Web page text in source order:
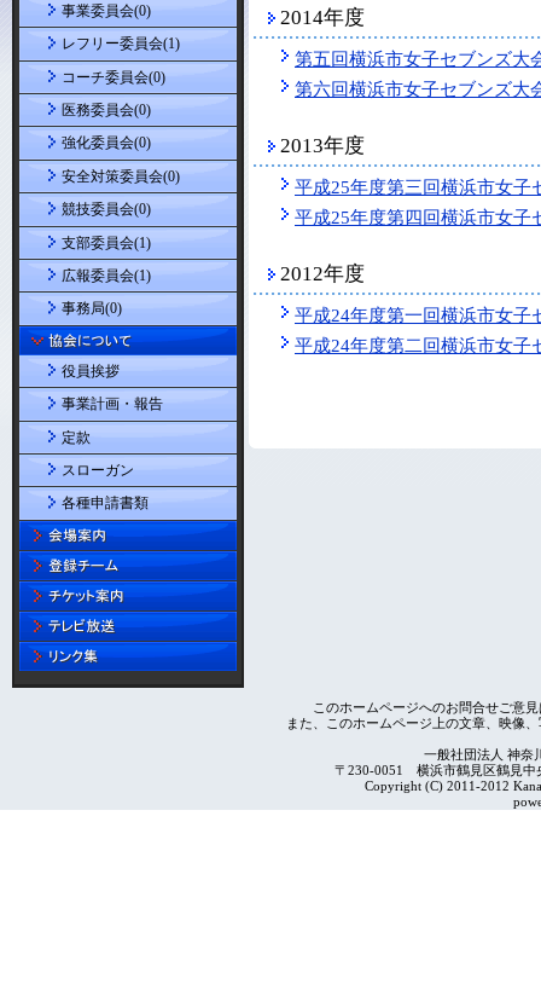
2014年度
第五回横浜市女子セブンズ大
第六回横浜市女子セブンズ大
2013年度
平成25年度第三回横浜市女子
平成25年度第四回横浜市女子
2012年度
平成24年度第一回横浜市女子
平成24年度第二回横浜市女子
事業委員会(0)
レフリー委員会(1)
コーチ委員会(0)
医務委員会(0)
強化委員会(0)
安全対策委員会(0)
競技委員会(0)
支部委員会(1)
広報委員会(1)
事務局(0)
役員挨拶
事業計画・報告
定款
スローガン
各種申請書類
このホームページへのお問合せご意
また、このホームページ上の文章、映像
一般社団法人 神奈
〒230-0051 横浜市鶴見区鶴見
Copyright (C) 2011-2012